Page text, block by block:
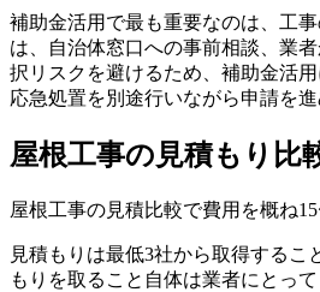
補助金活用で最も重要なのは、工
は、自治体窓口への事前相談、業
択リスクを避けるため、補助金活
応急処置を別途行いながら申請を
屋根工事の見積もり比
屋根工事の見積比較で費用を概ね
見積もりは最低3社から取得する
もりを取ること自体は業者にとっ